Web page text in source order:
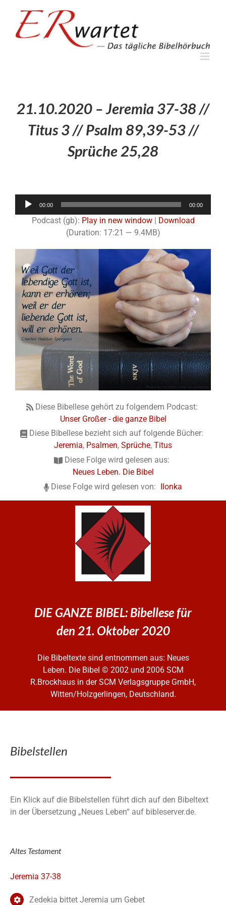
springen
21.10.2020 – Jeremia 37-38 //
Titus 3 // Psalm 89,39-53 //
Sprüche 25,28
Audio-
00:00 00:00
Podcast (gb): Play in new window|
Download
(Duration: 17:21 — 9.4MB)
Diese Bibellese gehört zu folgendem Podcast:
Unser Großer - die ganze Bibel
Diese Bibellese bezieht sich auf folgende Bücher:
Jeremia, Psalmen, Sprüche, Titus
Diese Folge wird gelesen aus:
Neues Leben. Die Bibel
Diese Folge wird gelesen von: Ilonka
DIE GANZE BIBEL: Bibellese für
den 21. Oktober 2020
Die Bibeltexte sind entnommen aus: Neues
Leben. Die Bibel © 2002 und 2006 SCM
R.Brockhaus in der SCM Verlagsgruppe GmbH,
Witten/Holzgerlingen, Deutschland.
Bibelstellen
Ein Klick auf die Bibelstellen führt dich auf den Bibeltext
in der Übersetzung „Neues Leben“ auf bibleserver.de.
Altes Testament
Jeremia 37-38
Zedekia bittet Jeremia um Gebet